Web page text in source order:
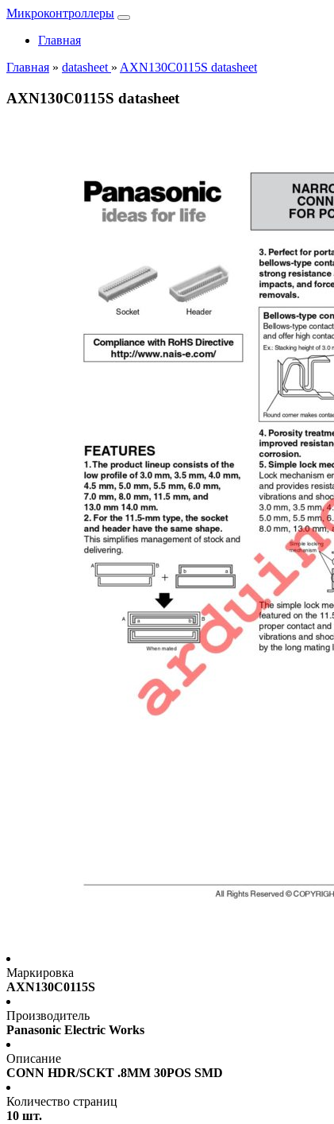
Микроконтроллеры
Главная
Главная » datasheet » AXN130C0115S datasheet
AXN130C0115S datasheet
Маркировка
AXN130C0115S
Производитель
Panasonic Electric Works
Описание
CONN HDR/SCKT .8MM 30POS SMD
Количество страниц
10 шт.